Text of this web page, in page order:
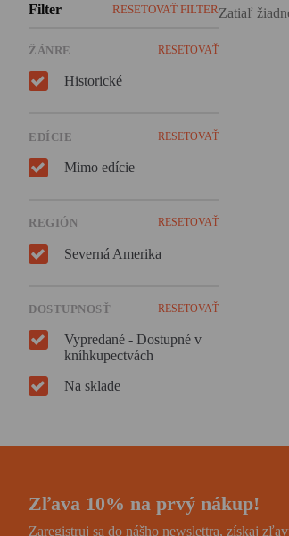
Filter RESETOVAŤ FILTER
ŽÁNRE RESETOVAŤ
Historické
EDÍCIE RESETOVAŤ
Mimo edície
REGIÓN RESETOVAŤ
Severná Amerika
DOSTUPNOSŤ RESETOVAŤ
Vypredané - Dostupné v
kníhkupectvách
Na sklade
Zatiaľ
Zľava 10% na prvý nákup!
Zaregistruj sa do nášho newslettra, získaj